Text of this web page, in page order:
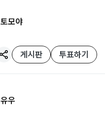
토모야
게시판 투표하기
유우